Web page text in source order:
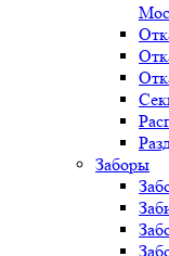
Заборы